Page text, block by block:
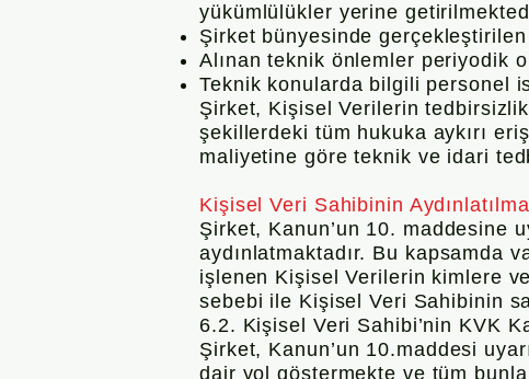
yükümlülükler yerine
Şirket bünyesinde
Alınan teknik önlemler periyodik
Teknik konularda bilgili personel
Şirket, Kişisel Verilerin
şekillerdeki tüm hukuka aykırı
maliyetine göre teknik ve idari
Kişisel Veri Sahibinin
Şirket, Kanun’un 10. maddesine
aydınlatmaktadır. Bu kapsamda
işlenen Kişisel Verilerin kimlere
sebebi ile Kişisel Veri Sahibinin
6.2. Kişisel Veri Sahibi’nin KVK
Şirket, Kanun’un 10.maddesi
dair yol göstermekte ve tüm